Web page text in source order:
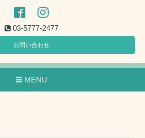
03-5777-2477
お問い合わせ
MENU